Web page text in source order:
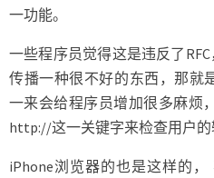
一功能。
一些程序员觉得这是违反了
传播一种很不好的东西，那
一来会给程序员增加很多麻烦
http://这一关键字来检查用户的
iPhone浏览器的也是这样的